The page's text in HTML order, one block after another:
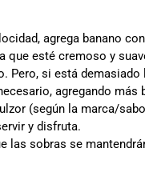
agrega banano
que esté cremoso y
Pero, si está
agregando
(según la marca/
y disfruta.
las sobras se